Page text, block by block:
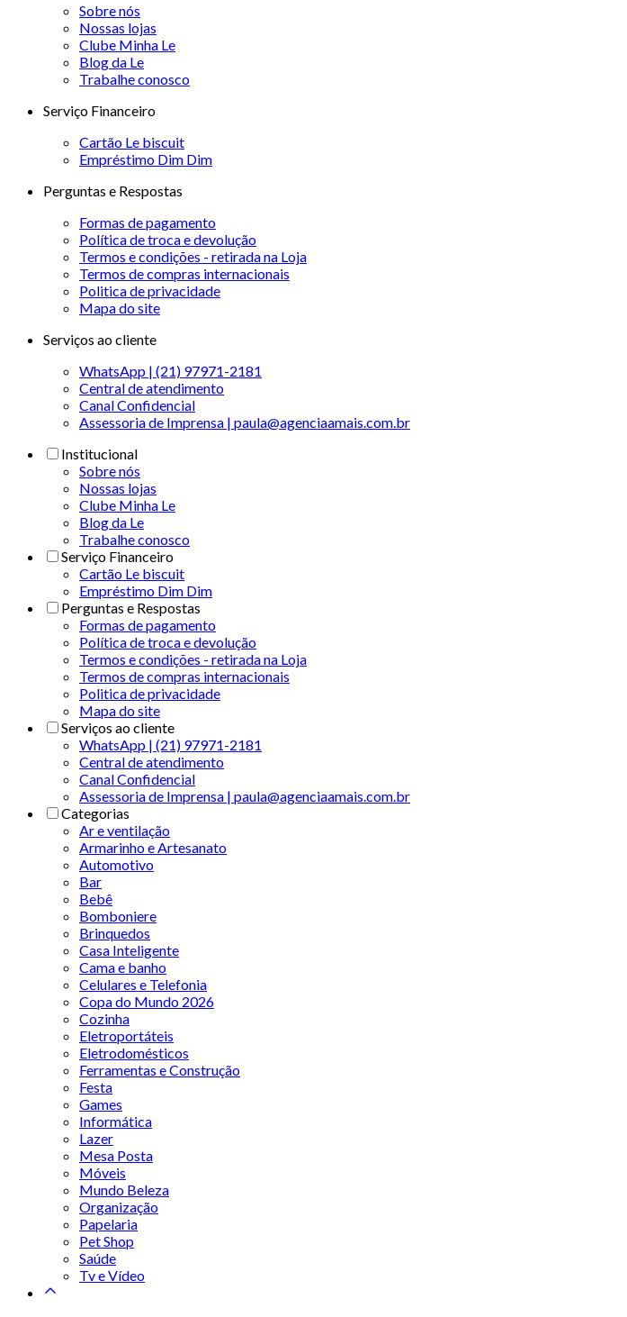
Sobre nós
Nossas lojas
Clube Minha Le
Blog da Le
Trabalhe conosco
Serviço Financeiro
Cartão Le biscuit
Empréstimo Dim Dim
Perguntas e Respostas
Formas de pagamento
Política de troca e devolução
Termos e condições - retirada na Loja
Termos de compras internacionais
Politica de privacidade
Mapa do site
Serviços ao cliente
WhatsApp | (21) 97971-2181
Central de atendimento
Canal Confidencial
Assessoria de Imprensa | paula@agenciaamais.com.br
Institucional
Sobre nós
Nossas lojas
Clube Minha Le
Blog da Le
Trabalhe conosco
Serviço Financeiro
Cartão Le biscuit
Empréstimo Dim Dim
Perguntas e Respostas
Formas de pagamento
Política de troca e devolução
Termos e condições - retirada na Loja
Termos de compras internacionais
Politica de privacidade
Mapa do site
Serviços ao cliente
WhatsApp | (21) 97971-2181
Central de atendimento
Canal Confidencial
Assessoria de Imprensa | paula@agenciaamais.com.br
Categorias
Ar e ventilação
Armarinho e Artesanato
Automotivo
Bar
Bebê
Bomboniere
Brinquedos
Casa Inteligente
Cama e banho
Celulares e Telefonia
Copa do Mundo 2026
Cozinha
Eletroportáteis
Eletrodomésticos
Ferramentas e Construção
Festa
Games
Informática
Lazer
Mesa Posta
Móveis
Mundo Beleza
Organização
Papelaria
Pet Shop
Saúde
Tv e Vídeo